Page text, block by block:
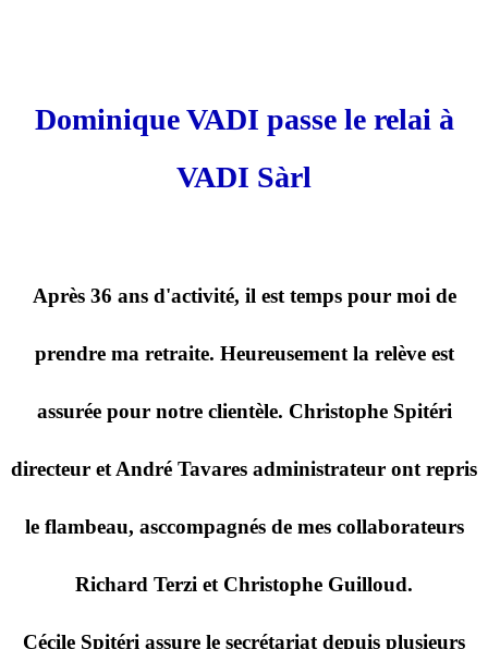
Dominique VADI passe le relai à
VADI Sàrl
Après 36 ans d'activité, il est temps pour moi de
prendre ma retraite. Heureusement la relève est
assurée pour notre clientèle. Christophe Spitéri
directeur et André Tavares administrateur ont repris
le flambeau, asccompagnés de mes collaborateurs
Richard Terzi et Christophe Guilloud.
Cécile Spitéri assure le secrétariat depuis plusieurs